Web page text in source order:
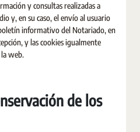
y consultas realizadas a
y, en su caso, el envío al usuario
informativo del Notariado, en
y las cookies igualmente
web.
de los